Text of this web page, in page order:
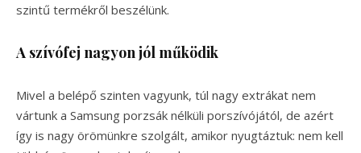
szintű termékről beszélünk.
A szívófej nagyon jól működik
Mivel a belépő szinten vagyunk, túl nagy extrákat nem
vártunk a Samsung porzsák nélküli porszívójától, de azért
így is nagy örömünkre szolgált, amikor nyugtáztuk: nem kell